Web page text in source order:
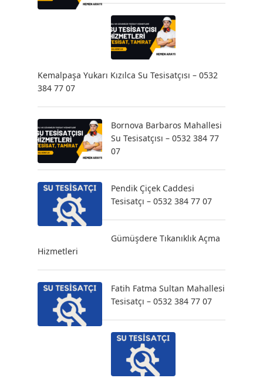
Kemalpaşa Yukarı Kızılca Su Tesisatçısı – 0532
384 77 07
Bornova Barbaros Mahallesi
Su Tesisatçısı – 0532 384 77
07
Pendik Çiçek Caddesi
Tesisatçı – 0532 384 77 07
Gümüşdere Tıkanıklık Açma
Hizmetleri
Fatih Fatma Sultan Mahallesi
Tesisatçı – 0532 384 77 07